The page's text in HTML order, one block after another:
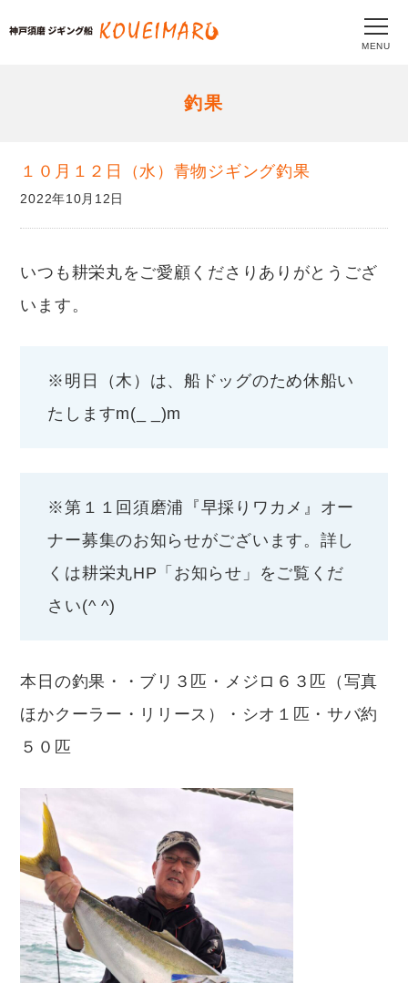
MENU
釣果
１０月１２日（水）青物ジギング釣果
2022年10月12日
いつも耕栄丸をご愛顧くださりありがとうござ
います。
※明日（木）は、船ドッグのため休船い
たしますm(_ _)m
※第１１回須磨浦『早採りワカメ』オー
ナー募集のお知らせがございます。詳し
くは耕栄丸HP「お知らせ」をご覧くだ
さい(^ ^)
本日の釣果・・ブリ３匹・メジロ６３匹（写真
ほかクーラー・リリース）・シオ１匹・サバ約
５０匹